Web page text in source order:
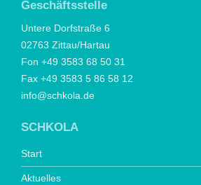
Geschäftsstelle
Untere Dorfstraße 6
02763 Zittau/Hartau
Fon +49 3583 68 50 31
Fax +49 3583 5 86 58 12
info@schkola.de
SCHKOLA
Start
Aktuelles